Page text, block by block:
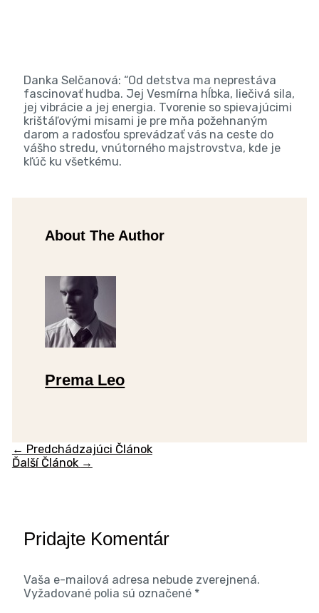
Danka Selčanová: “Od detstva ma neprestáva
fascinovať hudba. Jej Vesmírna hĺbka, liečivá sila,
jej vibrácie a jej energia. Tvorenie so spievajúcimi
krištáľovými misami je pre mňa požehnaným
darom a radosťou sprevádzať vás na ceste do
vášho stredu, vnútorného majstrovstva, kde je
kľúč ku všetkému.
About The Author
Prema Leo
← Predchádzajúci Článok
Ďalší Článok →
Pridajte Komentár
Vaša e-mailová adresa nebude zverejnená.
Vyžadované polia sú označené *